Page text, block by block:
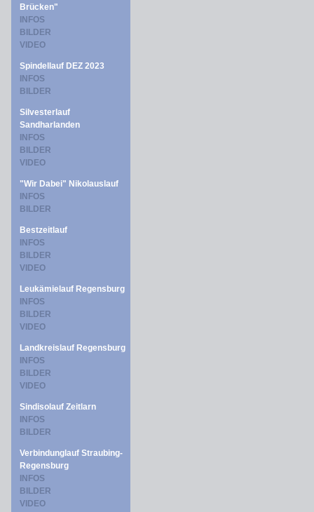
Brücken"
INFOS
BILDER
VIDEO
Spindellauf DEZ 2023
INFOS
BILDER
Silvesterlauf
Sandharlanden
INFOS
BILDER
VIDEO
"Wir Dabei" Nikolauslauf
INFOS
BILDER
Bestzeitlauf
INFOS
BILDER
VIDEO
Leukämielauf Regensburg
INFOS
BILDER
VIDEO
Landkreislauf Regensburg
INFOS
BILDER
VIDEO
Sindisolauf Zeitlarn
INFOS
BILDER
Verbindunglauf Straubing-
Regensburg
INFOS
BILDER
VIDEO